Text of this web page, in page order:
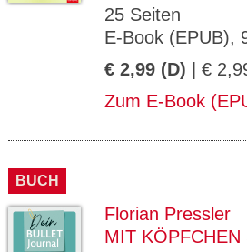
25 Seiten
E-Book (EPUB),
€ 2,99 (D) | €
Zum E-Book
BUCH
Florian Pressler
MIT KÖPFCHEN